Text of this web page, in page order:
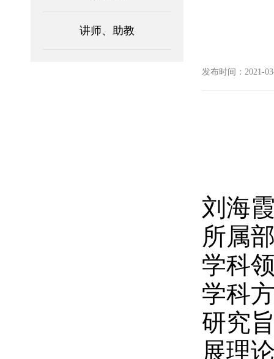
讲师、助教
发布时间：2021-
刘海
所属
学科
学科
研究
展理